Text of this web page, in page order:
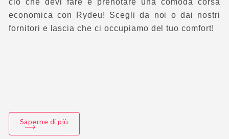
ciò che devi fare è prenotare una comoda corsa
economica con Rydeu! Scegli da noi o dai nostri
fornitori e lascia che ci occupiamo del tuo comfort!
Saperne di più